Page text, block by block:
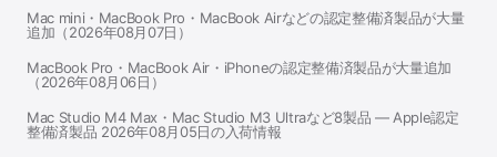
Mac mini・MacBook Pro・MacBook Airなどの認定整備済製品が大量
追加（2026年08月07日）
MacBook Pro・MacBook Air・iPhoneの認定整備済製品が大量追加
（2026年08月06日）
Mac Studio M4 Max・Mac Studio M3 Ultraなど8製品 — Apple認定
整備済製品 2026年08月05日の入荷情報